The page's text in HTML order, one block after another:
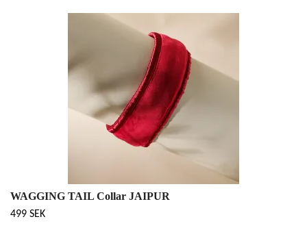
WAGGING TAIL Collar JAIPUR
499 SEK